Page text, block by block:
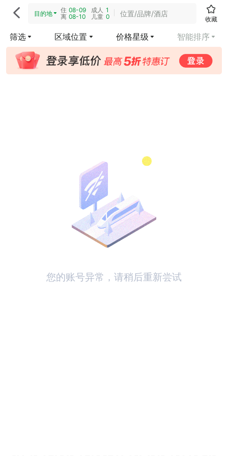
 目的地 住 08-09
离 08-10
成人 1
儿童 0 位置/品牌/酒店
收藏
筛选 区域位置 价格星级 智能排序
您的账号异常，请稍后重新尝试